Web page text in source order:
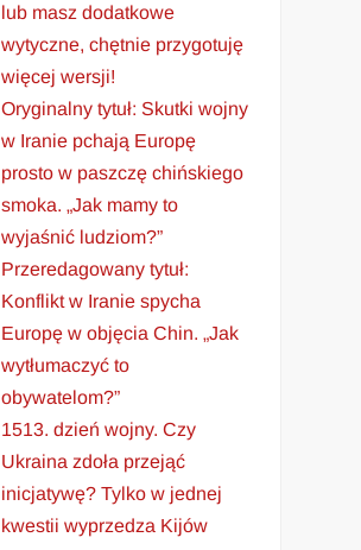
lub masz dodatkowe
wytyczne, chętnie przygotuję
więcej wersji!
Oryginalny tytuł: Skutki wojny
w Iranie pchają Europę
prosto w paszczę chińskiego
smoka. „Jak mamy to
wyjaśnić ludziom?”
Przeredagowany tytuł:
Konflikt w Iranie spycha
Europę w objęcia Chin. „Jak
wytłumaczyć to
obywatelom?”
1513. dzień wojny. Czy
Ukraina zdoła przejąć
inicjatywę? Tylko w jednej
kwestii wyprzedza Kijów